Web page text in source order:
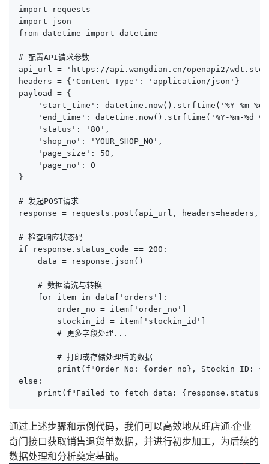
import requests
import json
from datetime import datetime
# 配置API请求参数
api_url = 'https://api.wangdian.cn/openapi2/
headers = {'Content-Type': 'application/json'}
payload = {
'start_time': datetime.now().strftime('%Y-%m-%d
'end_time': datetime.now().strftime('%Y-%m-%d
    'status': '80',
    'shop_no': 'YOUR_SHOP_NO',
    'page_size': 50,
    'page_no': 0
}
# 发起POST请求
response = requests.post(api_url, headers=headers,
# 检查响应状态码
if response.status_code == 200:
    data = response.json()
    # 数据清洗与转换
    for item in data['orders']:
        order_no = item['order_no']
        stockin_id = item['stockin_id']
        # 更多字段处理...
        # 打印或存储处理后的数据
print(f"Order No: {order_no}, Stockin ID:
else:
通过上述步骤和示例代码，我们可以高效地从旺店通·企业
奇门接口获取销售退货单数据，并进行初步加工，为后续的
数据处理和分析奠定基础。